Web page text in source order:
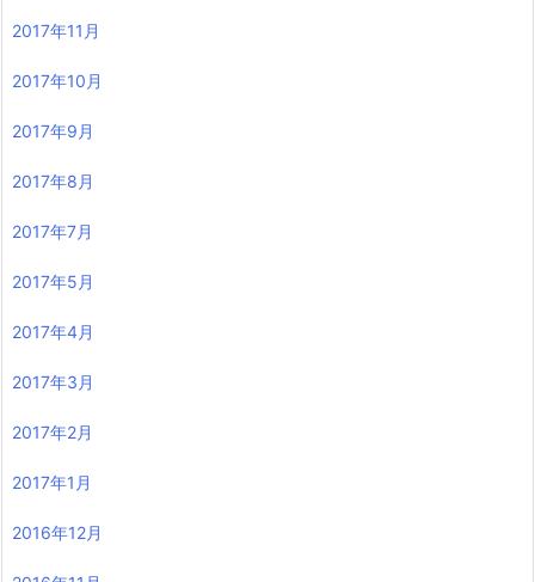
2017年11月
2017年10月
2017年9月
2017年8月
2017年7月
2017年5月
2017年4月
2017年3月
2017年2月
2017年1月
2016年12月